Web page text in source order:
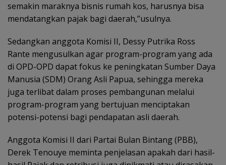
semakin maraknya bisnis rumah kos, harusnya bisa
mendatangkan pajak bagi daerah,”usulnya.
Sedangkan anggota Komisi II, Dessy Putrika Ross
Rante mengusulkan agar program-program yang ada
di OPD-OPD dapat fokus ke peningkatan Sumber Daya
Manusia (SDM) Orang Asli Papua, sehingga mereka
juga terlibat dalam proses pembangunan melalui
program-program yang bertujuan menciptakan
potensi-potensi bagi pendapatan asli daerah.
Anggota Komisi II dari Partai Bulan Bintang (PBB),
Derek Tenouye meminta penjelasan apakah dari hasil-